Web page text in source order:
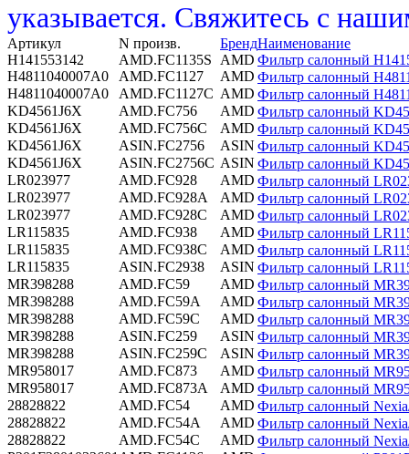
указывается. Свяжитесь с
Артикул N произв. БрендНаименование
H141553142
AMD.FC1135S AMD Фильтр салонный
H4811040007A0
AMD.FC1127 AMD Фильтр салонный
H4811040007A0
AMD.FC1127C AMD Фильтр салонный
KD4561J6X
AMD.FC756 AMD Фильтр салонный
KD4561J6X
AMD.FC756C AMD Фильтр салонный
KD4561J6X
ASIN.FC2756 ASIN Фильтр салонный
KD4561J6X
ASIN.FC2756C ASIN Фильтр салонный
LR023977
AMD.FC928 AMD Фильтр салонный
LR023977
AMD.FC928A AMD Фильтр салонный
LR023977
AMD.FC928C AMD Фильтр салонный
LR115835
AMD.FC938 AMD Фильтр салонный
LR115835
AMD.FC938C AMD Фильтр салонный
LR115835
ASIN.FC2938 ASIN Фильтр салонный
MR398288
AMD.FC59 AMD Фильтр салонный
MR398288
AMD.FC59A AMD Фильтр салонный
MR398288
AMD.FC59C AMD Фильтр салонный
MR398288
ASIN.FC259 ASIN Фильтр салонный
MR398288
ASIN.FC259C ASIN Фильтр салонный
MR958017
AMD.FC873 AMD Фильтр салонный
MR958017
AMD.FC873A AMD Фильтр салонный
28828822
AMD.FC54 AMD Фильтр салонный
28828822
AMD.FC54A AMD Фильтр салонный
28828822
AMD.FC54C AMD Фильтр салонный